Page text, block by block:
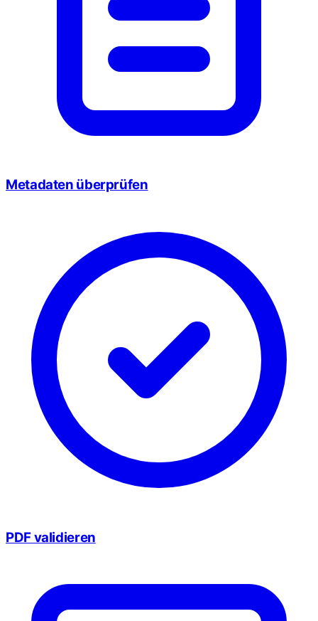
Metadaten überprüfen
PDF validieren